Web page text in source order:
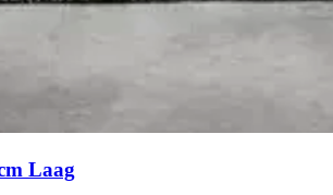
Laag